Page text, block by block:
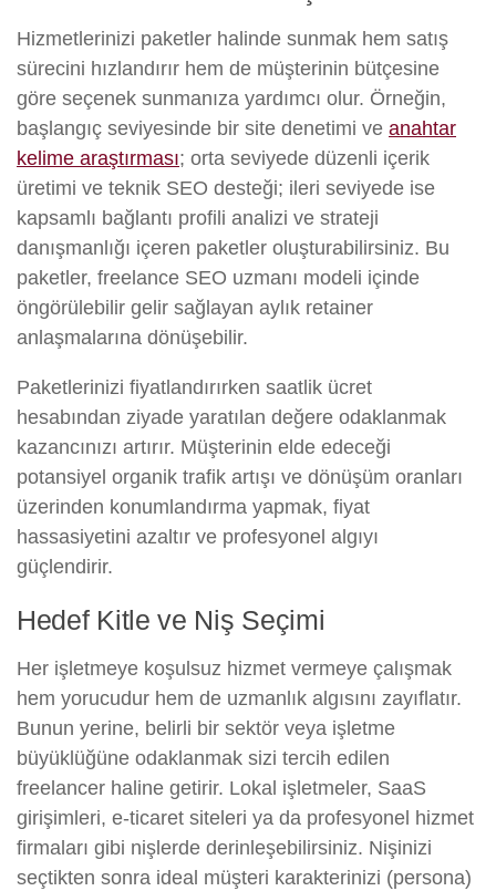
Hizmetlerinizi paketler halinde sunmak hem satış
sürecini hızlandırır hem de müşterinin bütçesine
göre seçenek sunmanıza yardımcı olur. Örneğin,
başlangıç seviyesinde bir site denetimi ve anahtar
kelime araştırması; orta seviyede düzenli içerik
üretimi ve teknik SEO desteği; ileri seviyede ise
kapsamlı bağlantı profili analizi ve strateji
danışmanlığı içeren paketler oluşturabilirsiniz. Bu
paketler, freelance SEO uzmanı modeli içinde
öngörülebilir gelir sağlayan aylık retainer
anlaşmalarına dönüşebilir.
Paketlerinizi fiyatlandırırken saatlik ücret
hesabından ziyade yaratılan değere odaklanmak
kazancınızı artırır. Müşterinin elde edeceği
potansiyel organik trafik artışı ve dönüşüm oranları
üzerinden konumlandırma yapmak, fiyat
hassasiyetini azaltır ve profesyonel algıyı
güçlendirir.
Hedef Kitle ve Niş Seçimi
Her işletmeye koşulsuz hizmet vermeye çalışmak
hem yorucudur hem de uzmanlık algısını zayıflatır.
Bunun yerine, belirli bir sektör veya işletme
büyüklüğüne odaklanmak sizi tercih edilen
freelancer haline getirir. Lokal işletmeler, SaaS
girişimleri, e-ticaret siteleri ya da profesyonel hizmet
firmaları gibi nişlerde derinleşebilirsiniz. Nişinizi
seçtikten sonra ideal müşteri karakterinizi (persona)